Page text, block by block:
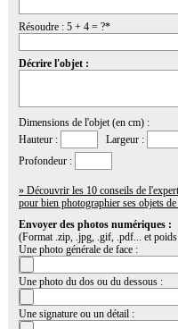
Résoudre : 5 + 4 = ?*
Décrire l'objet :
Dimensions de l'objet (en cm) :
Hauteur :
Largeur :
Profondeur :
» Découvrir les 10 conseils de l'expert
pour bien photographier ses objets
Envoyer des photos numériques :
(Format .zip, .jpg, .gif, .pdf... et
Une photo générale de face :
Une photo du dos ou du dessous :
Une signature ou un détail :